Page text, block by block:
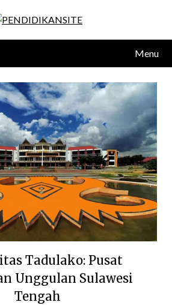
Menu
Tadulako: Pusat
Unggulan Sulawesi
Tengah